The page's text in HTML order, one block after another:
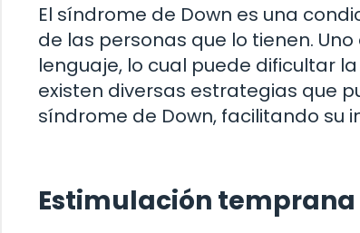
El síndrome de Down es una
de las personas que lo tienen.
lenguaje, lo cual puede dificultar
existen diversas estrategias que
síndrome de Down, facilitando su
Estimulación